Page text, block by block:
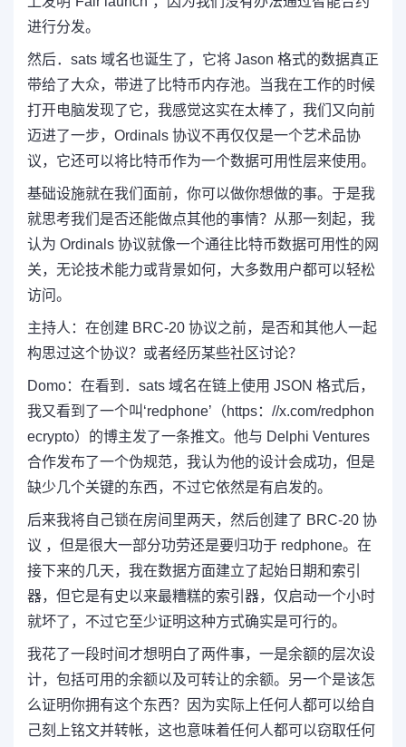
进行分发。
然后．sats 域名也诞生了，它将 Jason 格式的数据真正
带给了大众，带进了比特币内存池。当我在工作的时候
打开电脑发现了它，我感觉这实在太棒了，我们又向前
迈进了一步，Ordinals 协议不再仅仅是一个艺术品协
议，它还可以将比特币作为一个数据可用性层来使用。
基础设施就在我们面前，你可以做你想做的事。于是我
就思考我们是否还能做点其他的事情？从那一刻起，我
认为 Ordinals 协议就像一个通往比特币数据可用性的网
关，无论技术能力或背景如何，大多数用户都可以轻松
访问。
主持人： 在创建 BRC-20 协议之前，是否和其他人一起
构思过这个协议？或者经历某些社区讨论？
Domo： 在看到．sats 域名在链上使用 JSON 格式后，
我又看到了一个叫‘redphone’ （https：//x.com/redphon
ecrypto） 的博主发了一条推文。他与 Delphi Ventures
合作发布了一个伪规范，我认为他的设计会成功，但是
缺少几个关键的东西，不过它依然是有启发的。
后来我将自己锁在房间里两天，然后创建了 BRC-20 协
议 ，但是很大一部分功劳还是要归功于 redphone。 在
接下来的几天，我在数据方面建立了起始日期和索引
器，但它是有史以来最糟糕的索引器，仅启动一个小时
就坏了，不过它至少证明这种方式确实是可行的。
我花了一段时间才想明白了两件事，一是余额的层次设
计，包括可用的余额以及可转让的余额。 另一个是该怎
么证明你拥有这个东西？因为实际上任何人都可以给自
己刻上铭文并转帐，这也意味着任何人都可以窃取任何